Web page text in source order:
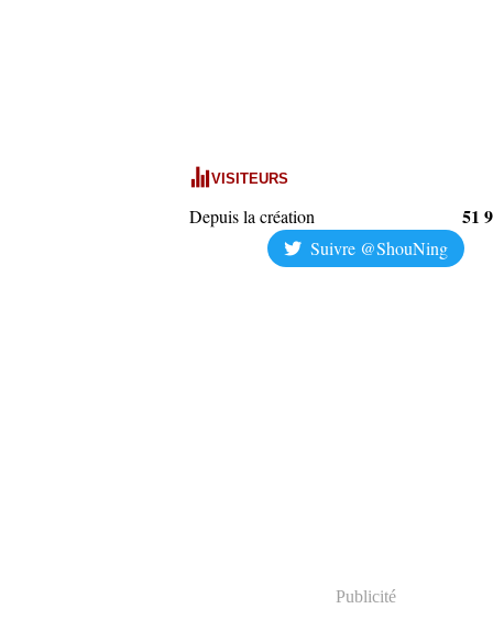
VISITEURS
Depuis la création 51
Suivre @ShouNing
Publicité